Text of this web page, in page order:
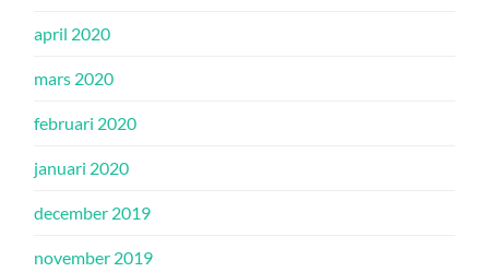
april 2020
mars 2020
februari 2020
januari 2020
december 2019
november 2019